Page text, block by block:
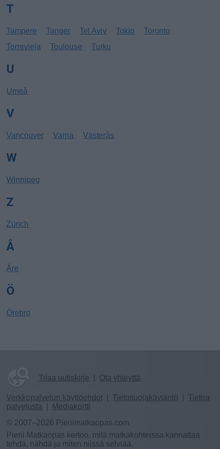
T
Tampere Tanger Tel Aviv Tokio
Toronto
Torrevieja
Toulouse Turku
U
Umeå
V
Vancouver Varna Västerås
W
Winnipeg
Z
Zürich
Å
Åre
Ö
Örebro
Tilaa uutiskirje Ota yhteyttä
Verkkopalvelun käyttöehdot Tietosuojakäytäntö
Tietoa
palvelusta
Mediakortti
© 2007–2026 Pienimatkaopas.com
Pieni Matkaopas kertoo, mitä matkakohteissa kannattaa
tehdä, nähdä ja miten niissä selviää.